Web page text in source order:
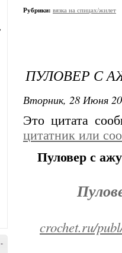
-
Рубрики: вязка на спицах/жилет
ПУЛОВЕР С
Вторник, 28 Июня
Это цитата
цитатник или
Пуловер с
crochet.ru/